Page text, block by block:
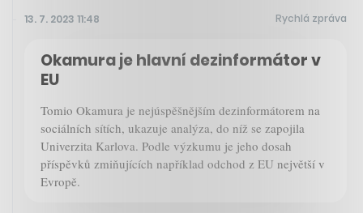
13. 7. 2023 11:48 Rychlá zpráva
Okamura je hlavní dezinformátor v
EU
Tomio Okamura je nejúspěšnějším dezinformátorem na
sociálních sítích, ukazuje analýza, do níž se zapojila
Univerzita Karlova. Podle výzkumu je jeho dosah
příspěvků zmiňujících například odchod z EU největší v
Evropě.